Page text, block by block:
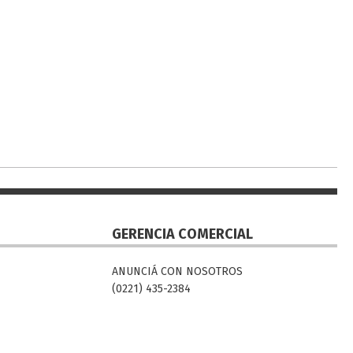
GERENCIA COMERCIAL
ANUNCIÁ CON NOSOTROS
(0221) 435-2384